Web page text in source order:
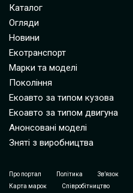
Каталог
Огляди
Новини
Екотранспорт
Марки та моделі
Покоління
Екоавто за типом кузова
Екоавто за типом двигуна
Анонсовані моделі
Зняті з виробництва
Про портал Політика Зв’язок
Карта марок
Співробітництво